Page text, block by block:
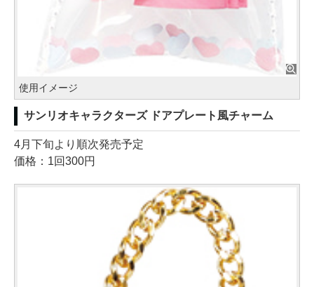
使用イメージ
サンリオキャラクターズ ドアプレート風チャーム
4月下旬より順次発売予定
価格：1回300円